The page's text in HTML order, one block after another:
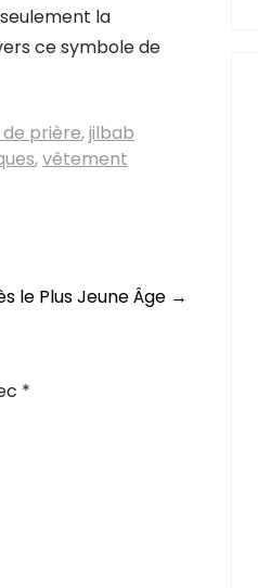
la
ce symbole de
prière,jilbab
,vêtement
le Plus Jeune Âge →
*